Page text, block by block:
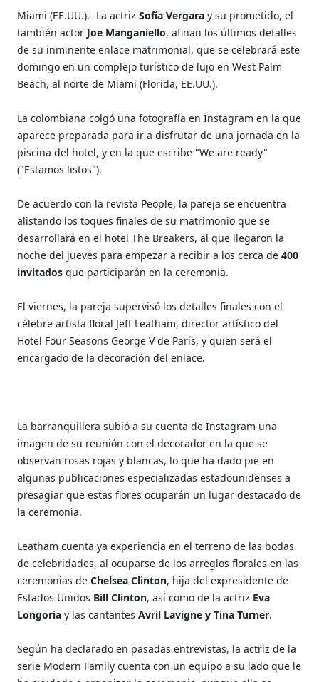
Miami (EE.UU.).- La actriz Sofía Vergara y su prometido, el
también actor Joe Manganiello, afinan los últimos detalles
de su inminente enlace matrimonial, que se celebrará este
domingo en un complejo turístico de lujo en West Palm
Beach, al norte de Miami (Florida, EE.UU.).
La colombiana colgó una fotografía en Instagram en la que
aparece preparada para ir a disfrutar de una jornada en la
piscina del hotel, y en la que escribe "We are ready"
("Estamos listos").
De acuerdo con la revista People, la pareja se encuentra
alistando los toques finales de su matrimonio que se
desarrollará en el hotel The Breakers, al que llegaron la
noche del jueves para empezar a recibir a los cerca de400
invitadosque participarán en la ceremonia.
El viernes, la pareja supervisó los detalles finales con el
célebre artista floral Jeff Leatham, director artístico del
Hotel Four Seasons George V de París, y quien será el
encargado de la decoración del enlace.
La barranquillera subió a su cuenta de Instagram una
imagen de su reunión con el decorador en la que se
observan rosas rojas y blancas, lo que ha dado pie en
algunas publicaciones especializadas estadounidenses a
presagiar que estas flores ocuparán un lugar destacado de
la ceremonia.
Leatham cuenta ya experiencia en el terreno de las bodas
de celebridades, al ocuparse de los arreglos florales en las
ceremonias de Chelsea Clinton, hija del expresidente de
Estados Unidos Bill Clinton, así como de la actriz Eva
Longoria y las cantantes Avril Lavigne y Tina Turner.
Según ha declarado en pasadas entrevistas, la actriz de la
serie Modern Family cuenta con un equipo a su lado que le